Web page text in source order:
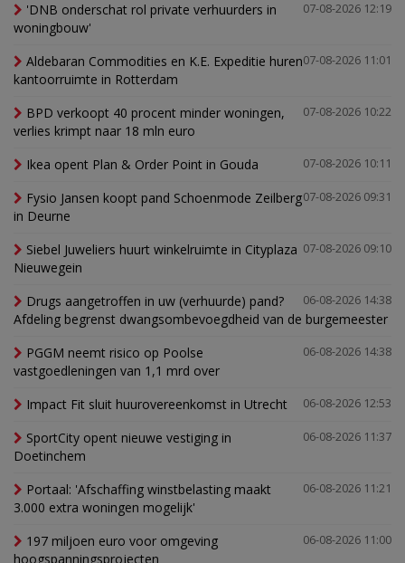
07-08-2026 12:19
'DNB onderschat rol private verhuurders in
woningbouw'
07-08-2026 11:01
Aldebaran Commodities en K.E. Expeditie huren
kantoorruimte in Rotterdam
07-08-2026 10:22
BPD verkoopt 40 procent minder woningen,
verlies krimpt naar 18 mln euro
07-08-2026 10:11
Ikea opent Plan & Order Point in Gouda
07-08-2026 09:31
Fysio Jansen koopt pand Schoenmode Zeilberg
in Deurne
07-08-2026 09:10
Siebel Juweliers huurt winkelruimte in Cityplaza
Nieuwegein
06-08-2026 14:38
Drugs aangetroffen in uw (verhuurde) pand?
Afdeling begrenst dwangsombevoegdheid van de burgemeester
06-08-2026 14:38
PGGM neemt risico op Poolse
vastgoedleningen van 1,1 mrd over
06-08-2026 12:53
Impact Fit sluit huurovereenkomst in Utrecht
06-08-2026 11:37
SportCity opent nieuwe vestiging in
Doetinchem
06-08-2026 11:21
Portaal: 'Afschaffing winstbelasting maakt
3.000 extra woningen mogelijk'
06-08-2026 11:00
197 miljoen euro voor omgeving
hoogspanningsprojecten